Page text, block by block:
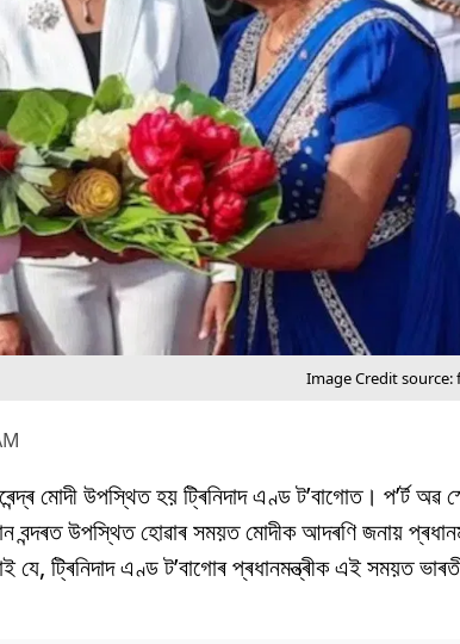
Image Credit
মোদী উপস্থিত হয় ট্ৰিনিদাদ এণ্ড ট’বাগোত। প’ৰ্ট অৱ
বন্দৰত উপস্থিত হোৱাৰ সময়ত মোদীক আদৰণি জনায়
ট্ৰিনিদাদ এণ্ড ট’বাগোৰ প্ৰধানমন্ত্ৰীক এই সময়ত